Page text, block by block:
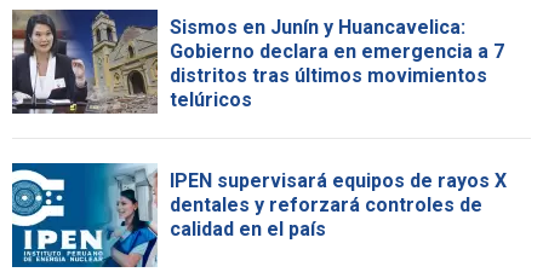
Sismos en Junín y Huancavelica:
Gobierno declara en emergencia a 7
distritos tras últimos movimientos
telúricos
IPEN supervisará equipos de rayos X
dentales y reforzará controles de
calidad en el país